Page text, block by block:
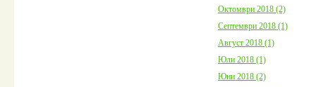
Октомври 2018 (2)
Септември 2018 (1)
Август 2018 (1)
Юли 2018 (1)
Юни 2018 (2)